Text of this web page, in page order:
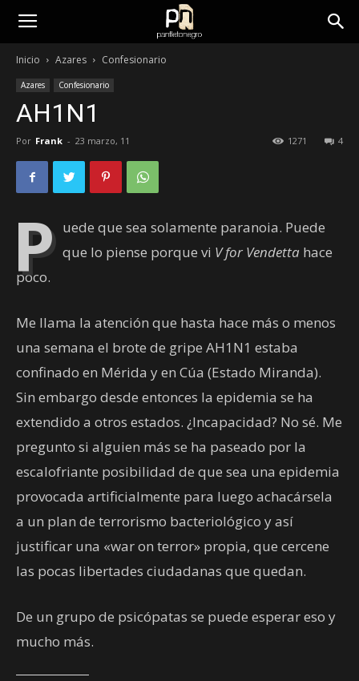
panfletonegro
Inicio Azares Confesionario
Azares Confesionario
AH1N1
Por Frank - 23 marzo, 11 4
1271
P uede que sea solamente paranoia. Puede
que lo piense porque vi V for Vendetta hace
poco.
Me llama la atención que hasta hace más o menos
una semana el brote de gripe AH1N1 estaba
confinado en Mérida y en Cúa (Estado Miranda).
Sin embargo desde entonces la epidemia se ha
extendido a otros estados. ¿Incapacidad? No sé. Me
pregunto si alguien más se ha paseado por la
escalofriante posibilidad de que sea una epidemia
provocada artificialmente para luego achacársela
a un plan de terrorismo bacteriológico y así
justificar una «war on terror» propia, que cercene
las pocas libertades ciudadanas que quedan.
De un grupo de psicópatas se puede esperar eso y
mucho más.